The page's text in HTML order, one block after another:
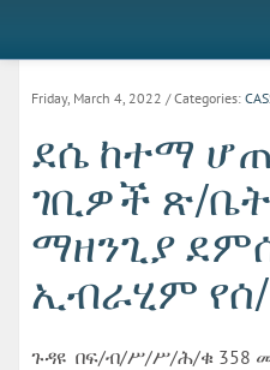
Friday, March 4, 2022 / Categories:
ደሴ ከተማ
ገቢዎች ጽ/ቤት
ማዘንጊያ
ኢብራሂም የሰ/
ጉዳዩ በፍ/ብ/ሥ/ሥ/ሕ/ቁ 358